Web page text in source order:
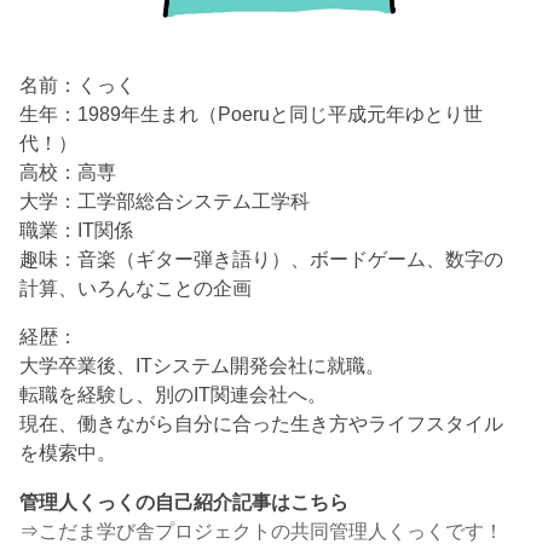
名前：くっく
生年：1989年生まれ（Poeruと同じ平成元年ゆとり世
代！）
高校：高専
大学：工学部総合システム工学科
職業：IT関係
趣味：音楽（ギター弾き語り）、ボードゲーム、数字の
計算、いろんなことの企画
経歴：
大学卒業後、ITシステム開発会社に就職。
転職を経験し、別のIT関連会社へ。
現在、働きながら自分に合った生き方やライフスタイル
を模索中。
管理人くっくの自己紹介記事はこちら
⇒こだま学び舎プロジェクトの共同管理人くっくです！